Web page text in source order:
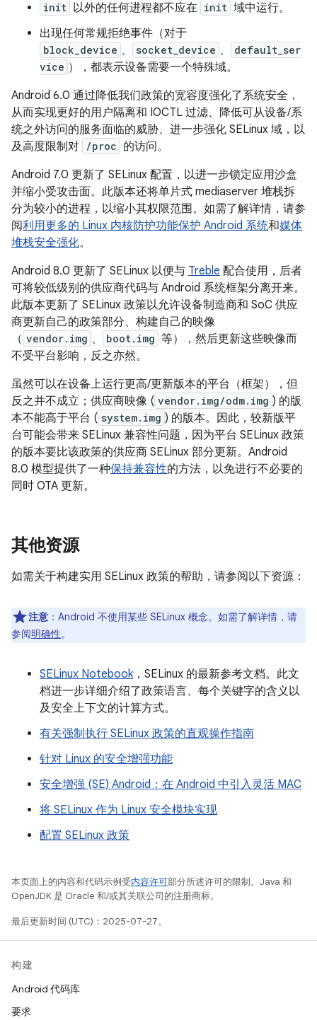
init 以外的任何进程都不应在 init 域中运行。
出现任何常规拒绝事件（对于
block_device 、 socket_device 、
default_ser
vice ），都表示设备需要一个特殊域。
Android 6.0 通过降低我们政策的宽容度强化了系统安全，
从而实现更好的用户隔离和 IOCTL 过滤、降低可从设备/系
统之外访问的服务面临的威胁、进一步强化 SELinux 域，以
及高度限制对 /proc 的访问。
Android 7.0 更新了 SELinux 配置，以进一步锁定应用沙盒
并缩小受攻击面。此版本还将单片式 mediaserver 堆栈拆
分为较小的进程，以缩小其权限范围。如需了解详情，请参
阅利用更多的 Linux 内核防护功能保护 Android 系统和媒体
堆栈安全强化。
Android 8.0 更新了 SELinux 以便与 Treble 配合使用，后者
可将较低级别的供应商代码与 Android 系统框架分离开来。
此版本更新了 SELinux 政策以允许设备制造商和 SoC 供应
商更新自己的政策部分、构建自己的映像
（ vendor.img 、 boot.img 等），然后更新这些映像而
不受平台影响，反之亦然。
虽然可以在设备上运行更高/更新版本的平台（框架），但
反之并不成立；供应商映像 ( vendor.img/odm.img ) 的版
本不能高于平台 ( system.img ) 的版本。因此，较新版平
台可能会带来 SELinux 兼容性问题，因为平台 SELinux 政策
的版本要比该政策的供应商 SELinux 部分更新。Android
8.0 模型提供了一种保持兼容性的方法，以免进行不必要的
同时 OTA 更新。
其他资源
如需关于构建实用 SELinux 政策的帮助，请参阅以下资源：
注意 ：Android 不使用某些 SELinux 概念。如需了解详情，请
参阅明确性。
SELinux Notebook，SELinux 的最新参考文档。此文
档进一步详细介绍了政策语言、每个关键字的含义以
及安全上下文的计算方式。
有关强制执行 SELinux 政策的直观操作指南
针对 Linux 的安全增强功能
安全增强 (SE) Android：在 Android 中引入灵活 MAC
将 SELinux 作为 Linux 安全模块实现
配置 SELinux 政策
本页面上的内容和代码示例受内容许可部分所述许可的限制。Java 和
OpenJDK 是 Oracle 和/或其关联公司的注册商标。
最后更新时间 (UTC)：2025-07-27。
构建
Android 代码库
要求